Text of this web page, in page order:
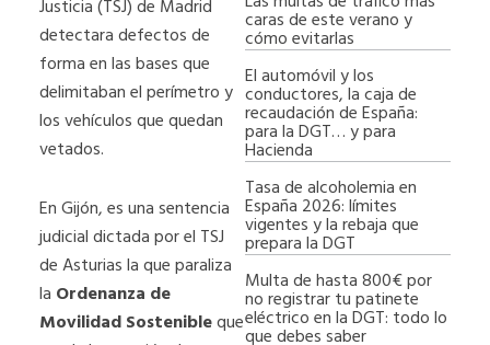
Justicia (TSJ) de Madrid
detectara defectos de
forma en las bases que
delimitaban el perímetro y
los vehículos que quedan
vetados.
En Gijón, es una sentencia
judicial dictada por el TSJ
de Asturias la que paraliza
la Ordenanza de
Movilidad Sostenibleque
caras de este verano y
cómo evitarlas
El automóvil y los
conductores, la caja de
recaudación de España:
para la DGT… y para
Hacienda
Tasa de alcoholemia en
España 2026: límites
vigentes y la rebaja que
prepara la DGT
Multa de hasta 800€ por
no registrar tu patinete
eléctrico en la DGT: todo lo
que debes saber